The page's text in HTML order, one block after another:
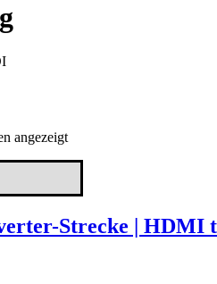
angezeigt
Strecke | HDMI